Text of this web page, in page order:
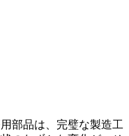
部品は、完璧な製造工